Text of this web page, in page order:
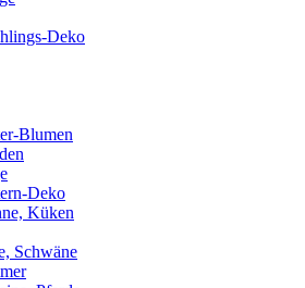
Deko
Blumen
Deko
Küken
Schwäne